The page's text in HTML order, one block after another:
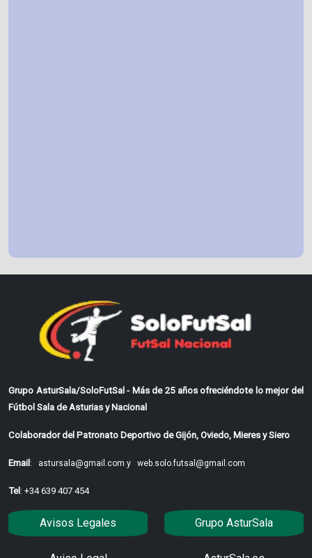
Grupo AsturSala/SoloFutSal - Más de 25 años ofreciéndote lo mejor del
Fútbol Sala de Asturias y Nacional
Colaborador del Patronato Deportivo de Gijón, Oviedo, Mieres y Siero
Email: astursala@gmail.com y web.solo.futsal@gmail.com
Tel: +34 639 407 454
Avisos Legales Grupo AsturSala